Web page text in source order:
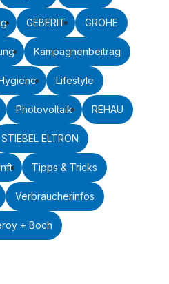
GEBERIT GROHE
Kampagnenbeitrag
Lifestyle
Photovoltaik REHAU
STIEBEL ELTRON
Tipps & Tricks
Verbraucherinfos
+ Boch